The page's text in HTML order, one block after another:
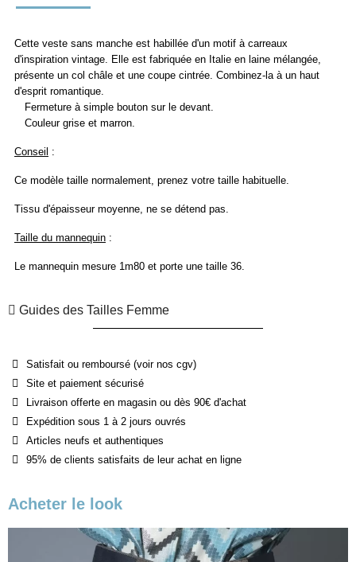
Cette veste sans manche est habillée d'un motif à carreaux
d'inspiration vintage. Elle est fabriquée en Italie en laine mélangée,
présente un col châle et une coupe cintrée. Combinez-la à un haut
d'esprit romantique.
Fermeture à simple bouton sur le devant.
Couleur grise et marron.
Conseil :
Ce modèle taille normalement, prenez votre taille habituelle.
Tissu d'épaisseur moyenne, ne se détend pas.
Taille du mannequin :
Le mannequin mesure 1m80 et porte une taille 36.
Guides des Tailles Femme
Satisfait ou remboursé (voir nos cgv)
Site et paiement sécurisé
Livraison offerte en magasin ou dès 90€ d'achat
Expédition sous 1 à 2 jours ouvrés
Articles neufs et authentiques
95% de clients satisfaits de leur achat en ligne
Acheter le look